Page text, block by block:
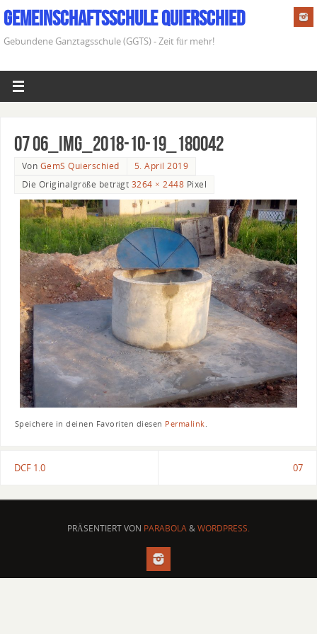
Gemeinschaftsschule Quierschied
Gebundene Ganztagsschule (GGTS) - Zeit für mehr!
07 06_IMG_2018-10-19_180042
Von GemS Quierschied
5. April 2019
Die Originalgröße beträgt 3264 × 2448 Pixel
Speichere in deinen Favoriten diesen Permalink.
DCF 1.0 07
PRÄSENTIERT VON PARABOLA&WORDPRESS.